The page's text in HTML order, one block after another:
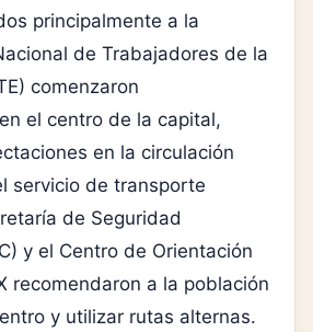
principalmente a la
de Trabajadores de la
comenzaron
el centro de la capital,
en la circulación
servicio de transporte
de Seguridad
y el Centro de Orientación
recomendaron a la población
y utilizar rutas alternas.